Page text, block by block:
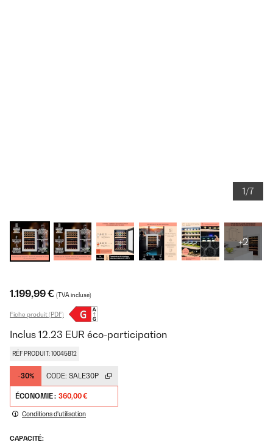
1/7
+2
1.199,99 € (TVA incluse)
Fiche produit (PDF)
Inclus 12.23 EUR éco-participation
RÉF PRODUIT: 10045812
-30% CODE: SALE30P
ÉCONOMIE : 360,00 €
Conditions d'utilisation
CAPACITÉ: